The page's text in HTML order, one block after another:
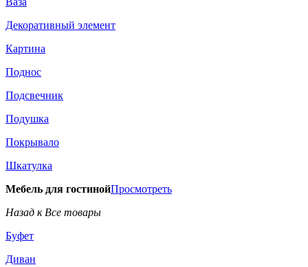
Декоративный элемент
Картина
Поднос
Подсвечник
Подушка
Покрывало
Шкатулка
Мебель для гостинойПросмотреть
Назад к Все товары
Буфет
Диван